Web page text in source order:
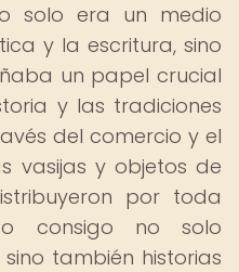
solo era un medio
y la escritura, sino
un papel crucial
y las tradiciones
del comercio y el
vasijas y objetos de
por toda
consigo no solo
también historias